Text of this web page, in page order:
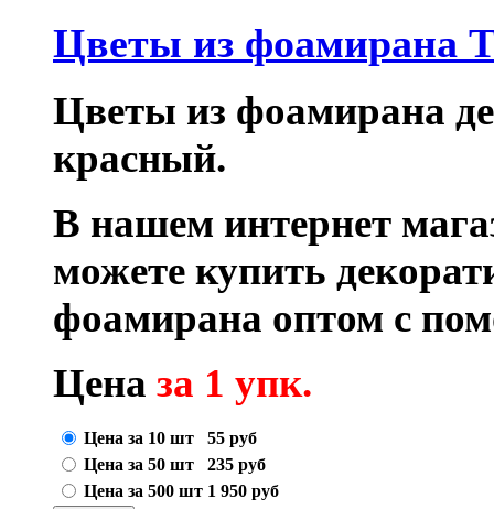
Цветы из фоамирана
Цветы из фоамирана
красный.
В нашем интернет
можете купить
фоамирана оптом с
Цена за 1 упк.
Цена за 10 шт 55 руб
Цена за 50 шт
235 руб
Цена за 500 шт 1 950 руб